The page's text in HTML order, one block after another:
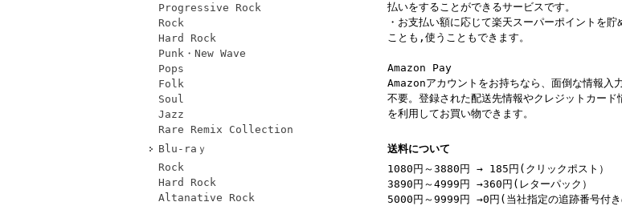
Progressive Rock
Rock
Hard Rock
Punk・New Wave
Pops
Folk
Soul
Jazz
Rare Remix Collection
Blu-raｙ
Rock
Hard Rock
Altanative Rock
払いをすることができるサービスです。
・お支払い額に応じて楽天スーパーポイントを貯
ことも,使うこともできます。
Amazon Pay
Amazonアカウントをお持ちなら、面倒な情報入
不要。登録された配送先情報やクレジットカード
を利用してお買い物できます。
送料について
1080円～3880円 → 185円(クリックポスト）
3890円～4999円 →360円(レターパック）
5000円～9999円 →0円(当社指定の追跡番号付